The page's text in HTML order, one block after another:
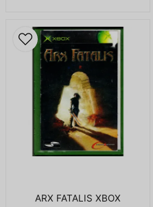
ARX FATALIS XBOX